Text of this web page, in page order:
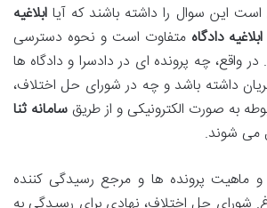
است این سوال را داشته باشند که آیا ابلاغیه
ابلاغیه دادگاه متفاوت است و نحوه دسترسی
واقع، چه پرونده ای در دادسرا و دادگاه ها
داشته باشد و چه در شورای حل اختلاف،
به صورت الکترونیکی و از طریق سامانه ثنا
می شوند.
ماهیت پرونده ها و مرجع رسیدگی کننده